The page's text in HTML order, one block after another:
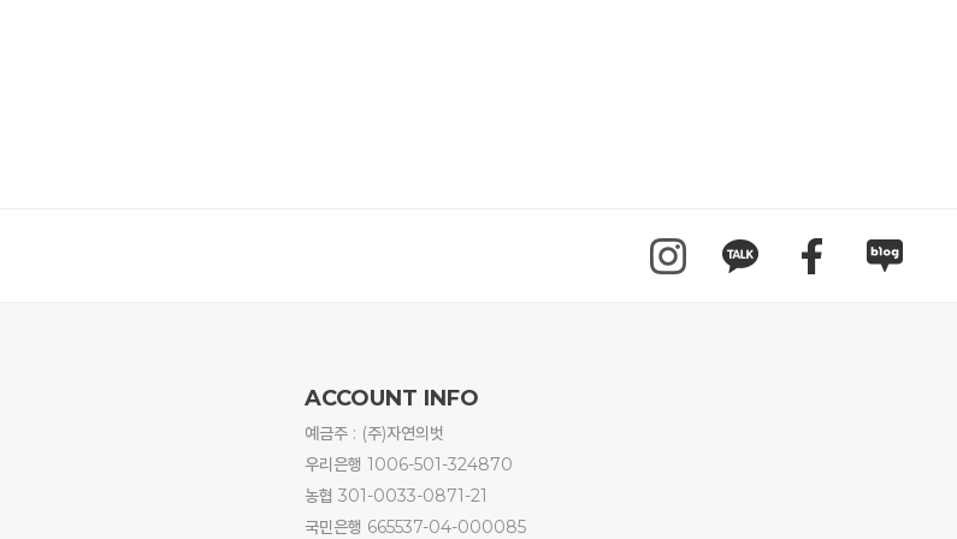
ACCOUNT INFO
예금주 : (주)자연의벗
우리은행 1006-501-324870
농협 301-0033-0871-21
국민은행 665537-04-000085